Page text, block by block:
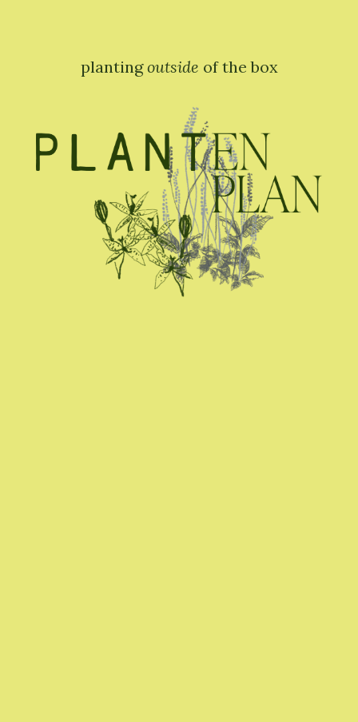
plantingoutside of the box